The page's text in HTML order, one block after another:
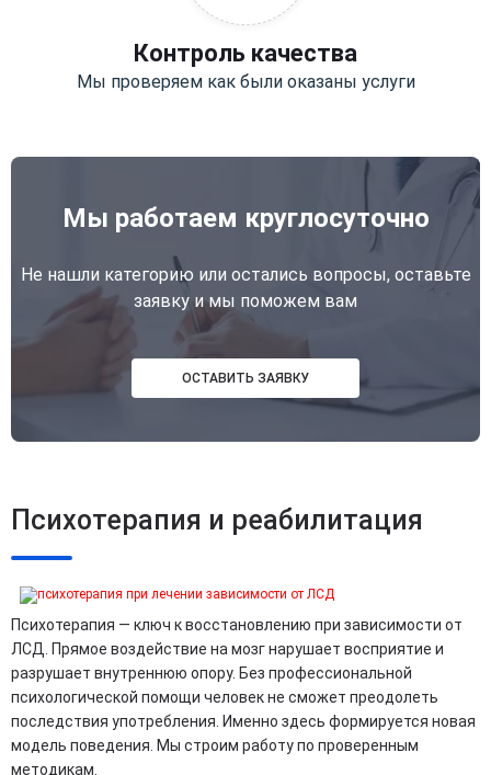
Контроль качества
Мы проверяем как были оказаны услуги
Мы работаем круглосуточно
Не нашли категорию или остались вопросы, оставьте
заявку и мы поможем вам
ОСТАВИТЬ ЗАЯВКУ
Психотерапия и реабилитация
Психотерапия — ключ к восстановлению при зависимости от
ЛСД. Прямое воздействие на мозг нарушает восприятие и
разрушает внутреннюю опору. Без профессиональной
психологической помощи человек не сможет преодолеть
последствия употребления. Именно здесь формируется новая
модель поведения. Мы строим работу по проверенным
методикам.